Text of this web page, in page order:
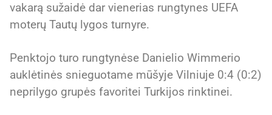
vakarą sužaidė dar vienerias rungtynes UEFA
moterų Tautų lygos turnyre.
Penktojo turo rungtynėse Danielio Wimmerio
auklėtinės snieguotame mūšyje Vilniuje 0:4 (0:2)
neprilygo grupės favoritei Turkijos rinktinei.